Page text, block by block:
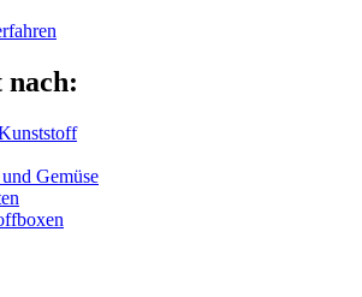
nach:
Gemüse